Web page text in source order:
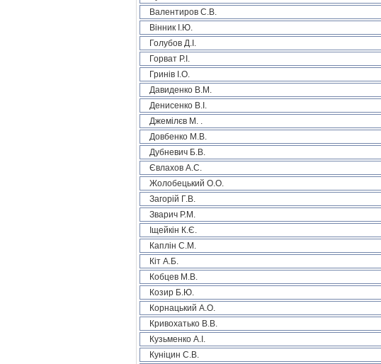
Валентиров С.В.
Вінник І.Ю.
Голубов Д.І.
Горват Р.І.
Гринів І.О.
Давиденко В.М.
Денисенко В.І.
Джемілєв М. .
Довбенко М.В.
Дубневич Б.В.
Євлахов А.С.
Жолобецький О.О.
Загорій Г.В.
Зварич Р.М.
Іщейкін К.Є.
Каплін С.М.
Кіт А.Б.
Кобцев М.В.
Козир Б.Ю.
Корнацький А.О.
Кривохатько В.В.
Кузьменко А.І.
Куніцин С.В.